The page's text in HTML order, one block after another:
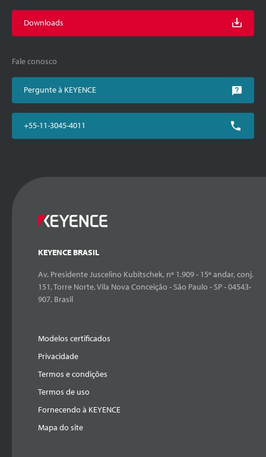
Downloads
Fale conosco
Pergunte à KEYENCE
+55-11-3045-4011
KEYENCE BRASIL
Av. Presidente Juscelino Kubitschek, nº 1.909 - 15º andar, conj.
151, Torre Norte, Vila Nova Conceição - São Paulo - SP - 04543-
907, Brasil
Modelos certificados
Privacidade
Termos e condições
Termos de uso
Fornecendo à KEYENCE
Mapa do site